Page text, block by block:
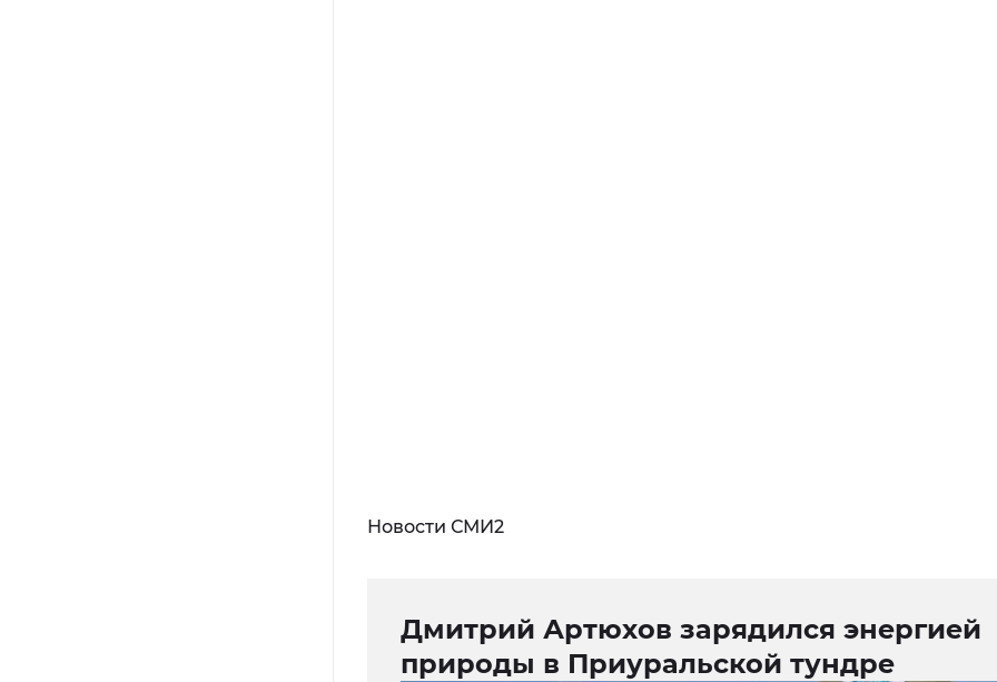
Новости СМИ2
Дмитрий Артюхов зарядился энергией
природы в Приуральской тундре